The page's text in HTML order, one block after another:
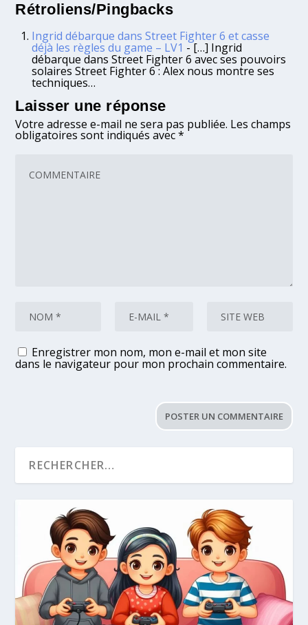
Rétroliens/Pingbacks
Ingrid débarque dans Street Fighter 6 et casse
déjà les règles du game – LV1 - […] Ingrid
débarque dans Street Fighter 6 avec ses pouvoirs
solaires Street Fighter 6 : Alex nous montre ses
techniques…
Laisser une réponse
Votre adresse e-mail ne sera pas publiée. Les champs
obligatoires sont indiqués avec*
Enregistrer mon nom, mon e-mail et mon site
dans le navigateur pour mon prochain commentaire.